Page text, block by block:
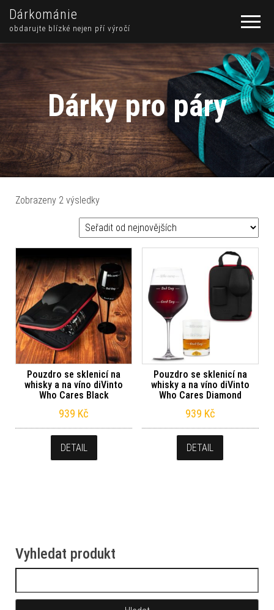
Dárkománie
obdarujte blízké nejen pří výročí
Dárky pro páry
Zobrazeny 2 výsledkySeřazeno od nejnovějších
Pouzdro se sklenicí na
whisky a na víno diVinto
Who Cares Black
939 Kč
DETAIL
Pouzdro se sklenicí na
whisky a na víno diVinto
Who Cares Diamond
939 Kč
DETAIL
Vyhledat produkt